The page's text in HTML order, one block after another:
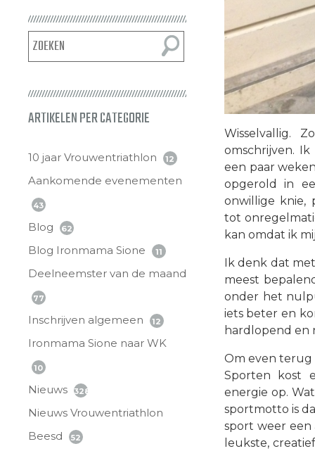
ARTIKELEN PER CATEGORIE
10 jaar Vrouwentriathlon 12
Aankomende evenementen
43
Blog 62
Blog Ironmama Sione 11
Deelneemster van de maand
77
Inschrijven algemeen 12
Ironmama Sione naar WK
10
Nieuws 328
Nieuws Vrouwentriathlon
Beesd
52
Wisselvallig.
omschrijven.
een paar
opgerold in
onwillige knie,
tot
kan omdat ik
Ik denk dat
meest
onder het
iets beter en
hardlopend en
Om even
Sporten kost
energie op.
sportmotto is
sport weer een
leukste,